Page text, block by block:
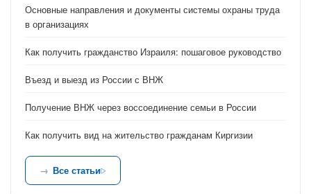
Основные направления и документы системы охраны труда
в организациях
Как получить гражданство Израиля: пошаговое руководство
Въезд и выезд из России с ВНЖ
Получение ВНЖ через воссоединение семьи в России
Как получить вид на жительство гражданам Киргизии
Все статьи